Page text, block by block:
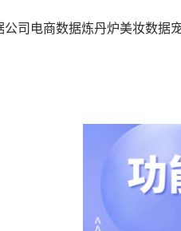
公司 电商数据炼丹炉美妆数据